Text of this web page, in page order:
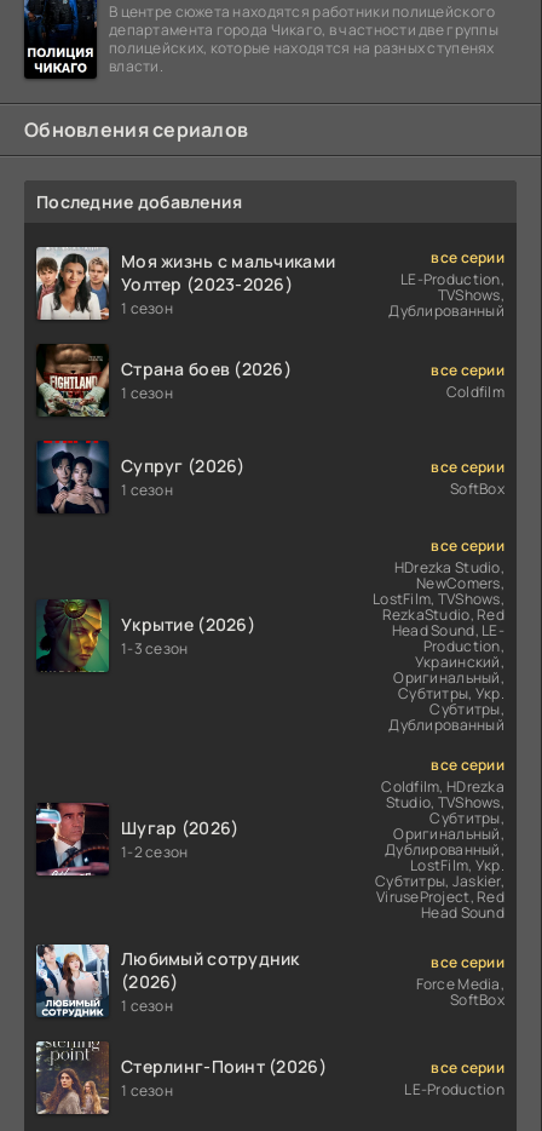
В центре сюжета находятся работники полицейского
департамента города Чикаго, в частности две группы
полицейских, которые находятся на разных ступенях
власти.
Обновления сериалов
Последние добавления
Моя жизнь с мальчиками
Уолтер (2023-2026)
1 сезон
все серии
LE-Production,
TVShows,
Дублированный
Страна боев (2026)
1 сезон
все серии
Coldfilm
Супруг (2026)
1 сезон
все серии
SoftBox
Укрытие (2026)
1-3 сезон
все серии
HDrezka Studio,
NewComers,
LostFilm, TVShows,
RezkaStudio, Red
Head Sound, LE-
Production,
Украинский,
Оригинальный,
Субтитры, Укр.
Субтитры,
Дублированный
Шугар (2026)
1-2 сезон
все серии
Coldfilm, HDrezka
Studio, TVShows,
Субтитры,
Оригинальный,
Дублированный,
LostFilm, Укр.
Субтитры, Jaskier,
ViruseProject, Red
Head Sound
Любимый сотрудник
(2026)
1 сезон
все серии
Force Media,
SoftBox
Стерлинг-Поинт (2026)
1 сезон
все серии
LE-Production